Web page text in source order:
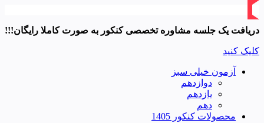
دریافت یک جلسه مشاوره تخصصی کنکور به صورت کاملا رایگان!!!
کلیک کنید
آزمون خیلی سبز
دوازدهم
یازدهم
دهم
محصولات کنکور 1405